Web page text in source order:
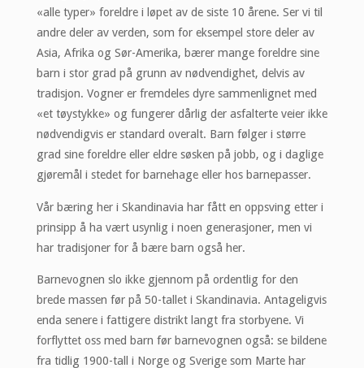
«alle typer» foreldre i løpet av de siste 10 årene. Ser vi til
andre deler av verden, som for eksempel store deler av
Asia, Afrika og Sør-Amerika, bærer mange foreldre sine
barn i stor grad på grunn av nødvendighet, delvis av
tradisjon. Vogner er fremdeles dyre sammenlignet med
«et tøystykke» og fungerer dårlig der asfalterte veier ikke
nødvendigvis er standard overalt. Barn følger i større
grad sine foreldre eller eldre søsken på jobb, og i daglige
gjøremål i stedet for barnehage eller hos barnepasser.
Vår bæring her i Skandinavia har fått en oppsving etter i
prinsipp å ha vært usynlig i noen generasjoner, men vi
har tradisjoner for å bære barn også her.
Barnevognen slo ikke gjennom på ordentlig for den
brede massen før på 50-tallet i Skandinavia. Antageligvis
enda senere i fattigere distrikt langt fra storbyene. Vi
forflyttet oss med barn før barnevognen også: se bildene
fra tidlig 1900-tall i Norge og Sverige som Marte har